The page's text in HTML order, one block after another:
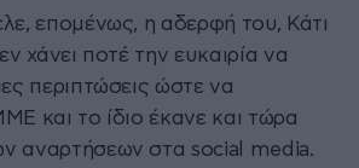
επομένως, η αδερφή του, Κάτι
χάνει ποτέ την ευκαιρία να
περιπτώσεις ώστε να
και το ίδιο έκανε και τώρα
αναρτήσεων στα social media.